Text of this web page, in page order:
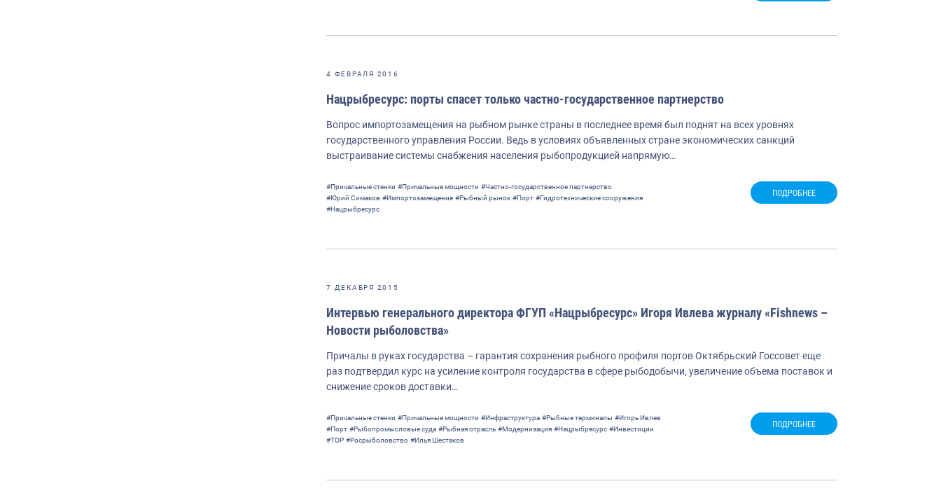
4 ФЕВРАЛЯ 2016
Нацрыбресурс: порты спасет только частно-государственное партнерство
Вопрос импортозамещения на рыбном рынке страны в последнее время был поднят на всех уровнях
государственного управления России. Ведь в условиях объявленных стране экономических санкций
выстраивание системы снабжения населения рыбопродукцией напрямую…
#Причальные стенки #Причальные мощности #Частно-государственное партнерство
#Юрий Симаков #Импортозамещение #Рыбный рынок #Порт #Гидротехнические сооружения
#Нацрыбресурс
ПОДРОБНЕЕ
7 ДЕКАБРЯ 2015
Интервью генерального директора ФГУП «Нацрыбресурс» Игоря Ивлева журналу «Fishnews –
Новости рыболовства»
Причалы в руках государства – гарантия сохранения рыбного профиля портов Октябрьский Госсовет еще
раз подтвердил курс на усиление контроля государства в сфере рыбодобычи, увеличение объема поставок и
снижение сроков доставки…
#Причальные стенки #Причальные мощности #Инфраструктура #Рыбные терминалы #Игорь Ивлев
#Порт #Рыбопромысловые суда #Рыбная отрасль #Модернизация #Нацрыбресурс #Инвестиции
#ТОР #Росрыболовство #Илья Шестаков
ПОДРОБНЕЕ